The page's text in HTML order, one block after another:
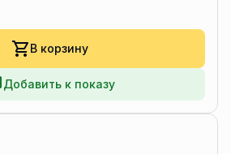
В корзину
Добавить к показу